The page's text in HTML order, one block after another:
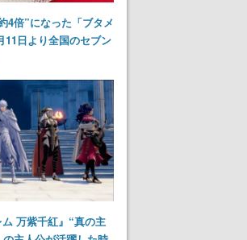
4倍”になった「ブタメ
11日より全国のセブン
ム 万紫千紅』“真の主